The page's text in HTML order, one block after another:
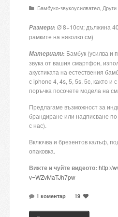
Candles and candle holders
Others
Payment & Shipping
About us
Stores
Бамбуко-звукоусилвател Други
Размери: Ø 8÷10см; дължина
рамките на няколко см)
Материали: Бамбук (усилва и
звука от вашия смартфон,
акустиката на естествения
с iphone 4, 4s, 5, 5s, 5c, както и
поръчка посочете модела на
Предлагаме възможност за
брандиране или надписване
с нас).
Включва и брезентов калъф,
опаковка.
Вижте и чуйте видеото: http://
v=WZvMaTJh7pw
1 коментар 19